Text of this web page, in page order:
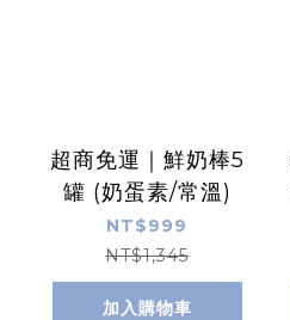
超商免運｜鮮奶棒5
罐 (奶蛋素/常溫)
NT$999
NT$1,345
加入購物車